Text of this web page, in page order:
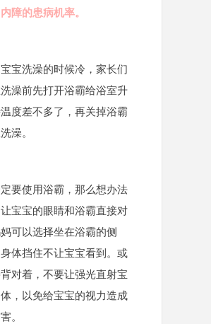
障的患病机率。
宝洗澡的时候冷，家长们
澡前先打开浴霸给浴室升
度差不多了，再关掉浴霸
澡。
要使用浴霸，那么想办法
宝宝的眼睛和浴霸直接对
可以选择坐在浴霸的侧
体挡住不让宝宝看到。或
对着，不要让强光直射宝
，以免给宝宝的视力造成
。